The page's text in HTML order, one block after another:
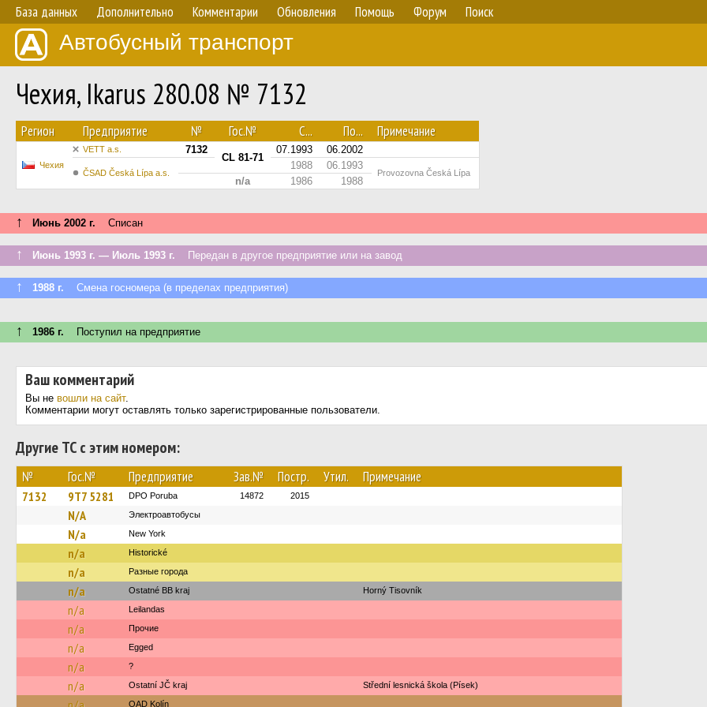
База данных Дополнительно Комментарии Обновления Помощь Форум Поиск
Автобусный транспорт
Чехия, Ikarus 280.08 № 7132
Регион Предприятие № Гос.№ С... По... Примечание
Чехия
VETT a.s. 7132
CL 81-71
07.1993 06.2002
ČSAD Česká Lípa a.s.
1988 06.1993
Provozovna Česká Lípa
n/a 1986 1988
↑ Июнь 2002 г. Списан
↑ Июнь 1993 г. — Июль 1993 г. Передан в другое предприятие или на завод
↑ 1988 г. Смена госномера (в пределах предприятия)
↑ 1986 г. Поступил на предприятие
Ваш комментарий
Вы не вошли на сайт.
Комментарии могут оставлять только зарегистрированные пользователи.
Другие ТС с этим номером:
№ Гос.№ Предприятие Зав.№ Постр. Утил. Примечание
7132 9T7 5281 DPO Poruba 14872 2015
N/A Электроавтобусы
N/a New York‎‎‎‎‎‎‎
n/a Historické
n/a Разные города
n/a Ostatné BB kraj Horný Tisovník
n/a Leilandas
n/a Прочие
n/a Egged
n/a ?
n/a Ostatní JČ kraj Střední lesnická škola (Písek)
OAD Kolín